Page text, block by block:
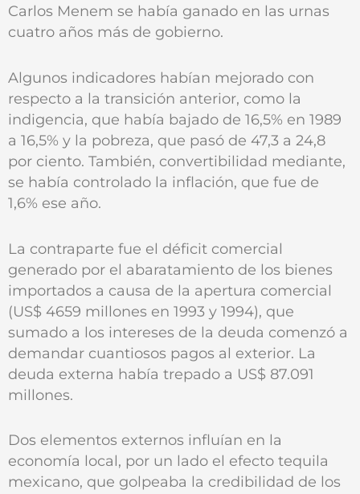
Carlos Menem se había ganado en las urnas
cuatro años más de gobierno.
Algunos indicadores habían mejorado con
respecto a la transición anterior, como la
indigencia, que había bajado de 16,5% en 1989
a 16,5% y la pobreza, que pasó de 47,3 a 24,8
por ciento. También, convertibilidad mediante,
se había controlado la inflación, que fue de
1,6% ese año.
La contraparte fue el déficit comercial
generado por el abaratamiento de los bienes
importados a causa de la apertura comercial
(US$ 4659 millones en 1993 y 1994), que
sumado a los intereses de la deuda comenzó a
demandar cuantiosos pagos al exterior. La
deuda externa había trepado a US$ 87.091
millones.
Dos elementos externos influían en la
economía local, por un lado el efecto tequila
mexicano, que golpeaba la credibilidad de los